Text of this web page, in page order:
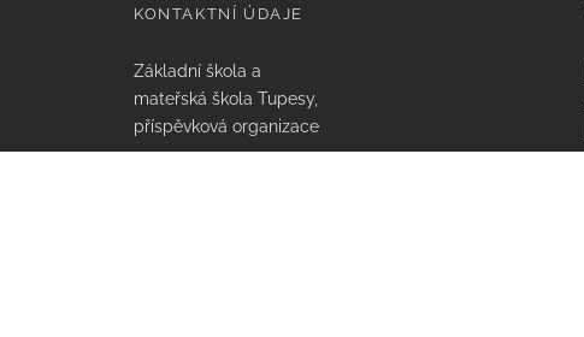
KONTAKTNÍ ÚDAJE
Základní škola a
mateřská škola Tupesy,
příspěvková organizace